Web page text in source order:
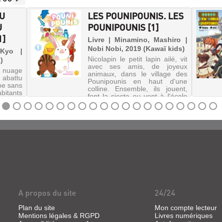
LES POUNIPOUNIS. LES
POUNIPOUNIS [1]
Livre | Minamino, Mashiro |
Nobi Nobi, 2019 (Kawaï kids)
Nicolapin le petit lapin ailé, vit
avec ses amis, de joyeux
animaux, dans le village des
Pounipounis en haut d'une
colline. Ensemble, ils jouent,
font la sieste ou vont à l'école
et vivent mille aventures.
©Electre 2020
|
sans
et
A propos du site
Plan du site
Mentions légales & RGPD
24/24
Mon compte lecteur
Livres numériques